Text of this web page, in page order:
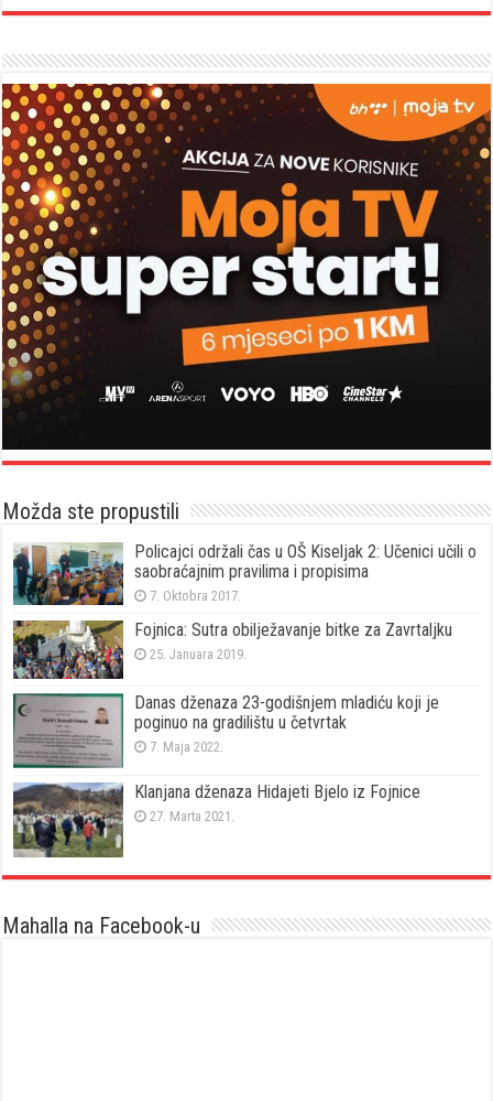
Možda ste propustili
Policajci održali čas u OŠ Kiseljak 2: Učenici učili o
saobraćajnim pravilima i propisima
7. Oktobra 2017.
Fojnica: Sutra obilježavanje bitke za Zavrtaljku
25. Januara 2019.
Danas dženaza 23-godišnjem mladiću koji je
poginuo na gradilištu u četvrtak
7. Maja 2022.
Klanjana dženaza Hidajeti Bjelo iz Fojnice
27. Marta 2021.
Mahalla na Facebook-u